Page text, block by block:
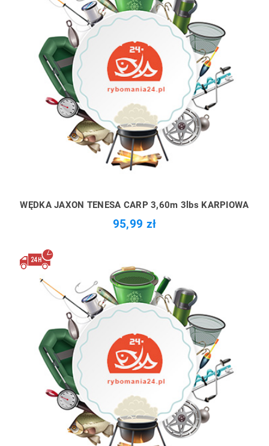
WĘDKA JAXON TENESA CARP 3,60m 3lbs KARPIOWA
95,99 zł